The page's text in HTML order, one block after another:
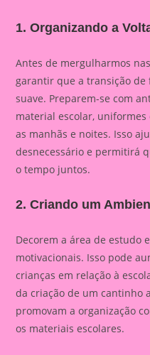
1. Organizando a
Antes de mergulharmos
garantir que a transição
suave. Preparem-se com
material escolar,
as manhãs e noites. Isso
desnecessário e permitirá
o tempo juntos.
2. Criando um
Decorem a área de estudo
motivacionais. Isso pode
crianças em relação à
da criação de um cantinho
promovam a organização
os materiais escolares.